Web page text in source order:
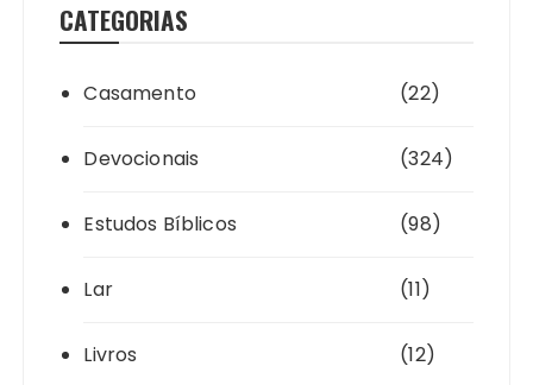
CATEGORIAS
Casamento (22)
Devocionais (324)
Estudos Bíblicos (98)
Lar (11)
Livros (12)